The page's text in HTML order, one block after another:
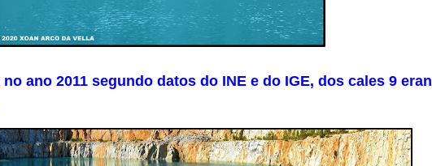
ano 2011 segundo datos do INE e do IGE, dos cales 9 eran